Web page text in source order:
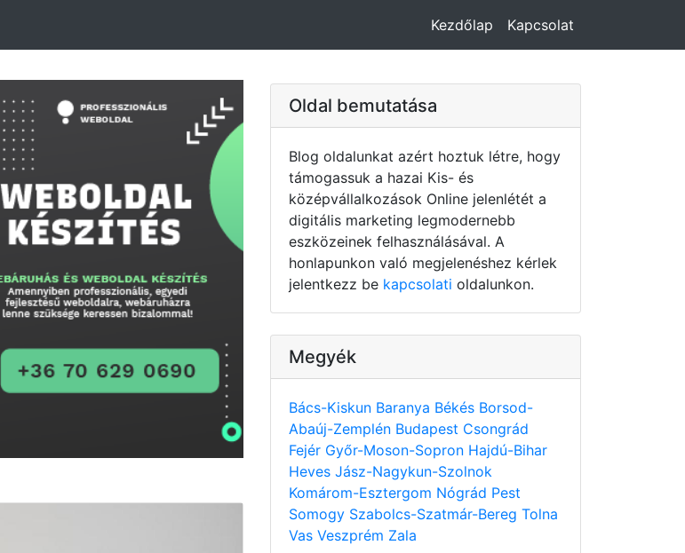
Kezdőlap Kapcsolat
Oldal bemutatása
Blog oldalunkat azért hoztuk létre, hogy
támogassuk a hazai Kis- és
középvállalkozások Online jelenlétét a
digitális marketing legmodernebb
eszközeinek felhasználásával. A
honlapunkon való megjelenéshez kérlek
jelentkezz be kapcsolati oldalunkon.
Megyék
Bács-Kiskun Baranya Békés Borsod-
Abaúj-Zemplén Budapest Csongrád
Fejér Győr-Moson-Sopron Hajdú-Bihar
Heves Jász-Nagykun-Szolnok
Komárom-Esztergom Nógrád Pest
Somogy Szabolcs-Szatmár-Bereg Tolna
Vas Veszprém Zala